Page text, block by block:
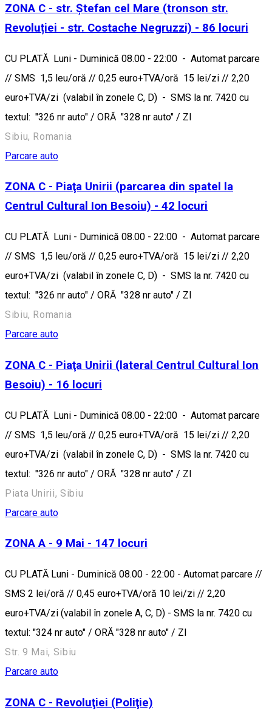
ZONA C - str. Ștefan cel Mare (tronson str.
Revoluției - str. Costache Negruzzi) - 86 locuri
CU PLATĂ Luni - Duminică 08.00 - 22:00 - Automat parcare
// SMS 1,5 leu/oră // 0,25 euro+TVA/oră 15 lei/zi // 2,20
euro+TVA/zi (valabil în zonele C, D) - SMS la nr. 7420 cu
textul: "326 nr auto" / ORĂ "328 nr auto" / ZI
Sibiu, Romania
Parcare auto
ZONA C - Piaţa Unirii (parcarea din spatel la
Centrul Cultural Ion Besoiu) - 42 locuri
CU PLATĂ Luni - Duminică 08.00 - 22:00 - Automat parcare
// SMS 1,5 leu/oră // 0,25 euro+TVA/oră 15 lei/zi // 2,20
euro+TVA/zi (valabil în zonele C, D) - SMS la nr. 7420 cu
textul: "326 nr auto" / ORĂ "328 nr auto" / ZI
Sibiu, Romania
Parcare auto
ZONA C - Piaţa Unirii (lateral Centrul Cultural Ion
Besoiu) - 16 locuri
CU PLATĂ Luni - Duminică 08.00 - 22:00 - Automat parcare
// SMS 1,5 leu/oră // 0,25 euro+TVA/oră 15 lei/zi // 2,20
euro+TVA/zi (valabil în zonele C, D) - SMS la nr. 7420 cu
textul: "326 nr auto" / ORĂ "328 nr auto" / ZI
Piata Unirii, Sibiu
Parcare auto
ZONA A - 9 Mai - 147 locuri
CU PLATĂ Luni - Duminică 08.00 - 22:00 - Automat parcare //
SMS 2 lei/oră // 0,45 euro+TVA/oră 10 lei/zi // 2,20
euro+TVA/zi (valabil în zonele A, C, D) - SMS la nr. 7420 cu
textul: "324 nr auto" / ORĂ "328 nr auto" / ZI
Str. 9 Mai, Sibiu
Parcare auto
ZONA C - Revoluţiei (Poliţie)